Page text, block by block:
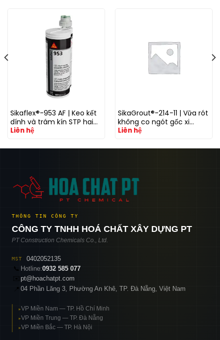
Sikaflex®-953 AF | Keo kết
dính và trám kín STP hai
thành phần kháng nấm
Liên hệ
SikaGrout®-214-11 | Vữa rót
không co ngót gốc xi
măng cường độ cao cho
nghiệp
Liên hệ
THÔNG TIN CÔNG TY
CÔNG TY TNHH HOÁ CHẤT XÂY DỰNG PT
PT Construction Chemicals Co., Ltd.
MST
0402052135
📞 Hotline:0932 585 077
pt@hoachatpt.com
04 Phần Lăng 3, Phường An Khê, TP. Đà Nẵng, Việt Nam
▸VP Miền Nam — TP. Hồ Chí Minh
▸VP Miền Trung — TP. Đà Nẵng
▸VP Miền Bắc — TP. Hà Nội